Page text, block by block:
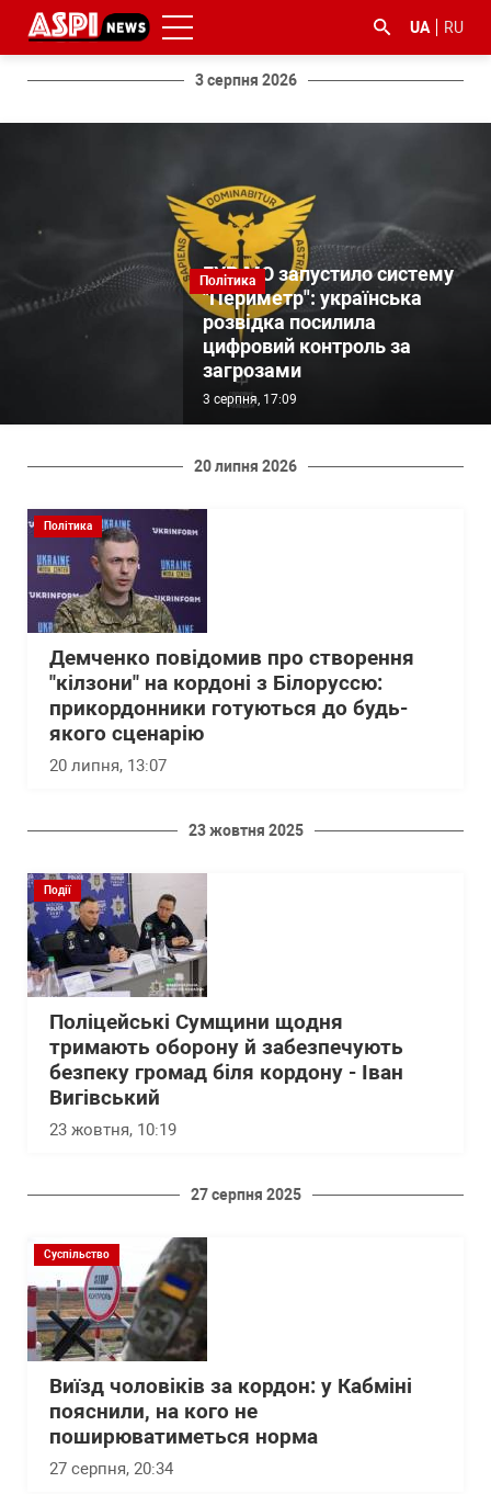
UA RU
3 серпня 2026
Політика
ГУР МО запустило систему
"Периметр": українська
розвідка посилила
цифровий контроль за
загрозами
3 серпня, 17:09
20 липня 2026
Політика
Демченко повідомив про створення
"кілзони" на кордоні з Білоруссю:
прикордонники готуються до будь-
якого сценарію
20 липня, 13:07
23 жовтня 2025
Події
Поліцейські Сумщини щодня
тримають оборону й забезпечують
безпеку громад біля кордону - Іван
Вигівський
23 жовтня, 10:19
27 серпня 2025
Суспільство
Виїзд чоловіків за кордон: у Кабміні
пояснили, на кого не
поширюватиметься норма
27 серпня, 20:34
корупцією
#ДФС #Київ #коронавірус